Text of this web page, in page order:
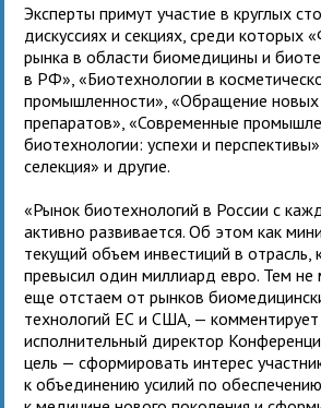
Эксперты примут участие в круглых
дискуссиях и секциях, среди которых
рынка в области биомедицины и
в РФ», «Биотехнологии в
промышленности», «Обращение новых
препаратов», «Современные
биотехнологии: успехи и
селекция» и другие.
«Рынок биотехнологий в России с
активно развивается. Об этом как
текущий объем инвестиций в отрасль,
превысил один миллиард евро. Тем не
еще отстаем от рынков
технологий ЕС и США, — комментирует
исполнительный директор
цель — сформировать интерес
к объединению усилий по